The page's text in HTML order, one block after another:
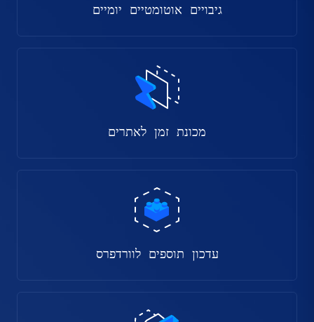
גיבויים אוטומטיים יומיים
מכונת זמן לאתרים
עדכון תוספים לוורדפרס